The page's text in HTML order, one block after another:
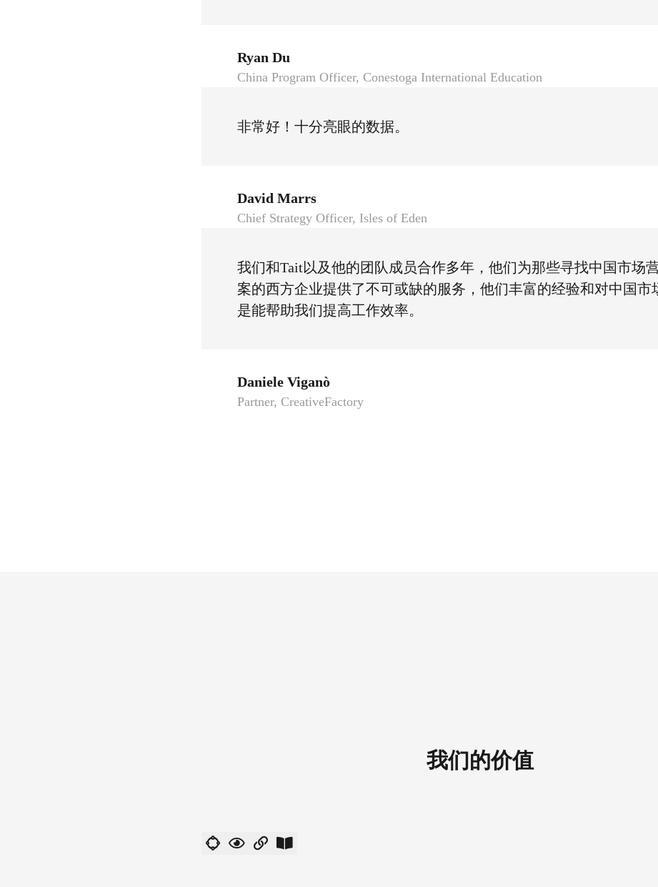
Ryan Du
China Program Officer, Conestoga International Education
非常好！十分亮眼的数据。
David Marrs
Chief Strategy Officer, Isles of Eden
我们和Tait以及他的团队成员合作多年，他们为那些寻找中国市场
案的西方企业提供了不可或缺的服务，他们丰富的经验和对中国市
是能帮助我们提高工作效率。
Daniele Viganò
Partner, CreativeFactory
我们的价值